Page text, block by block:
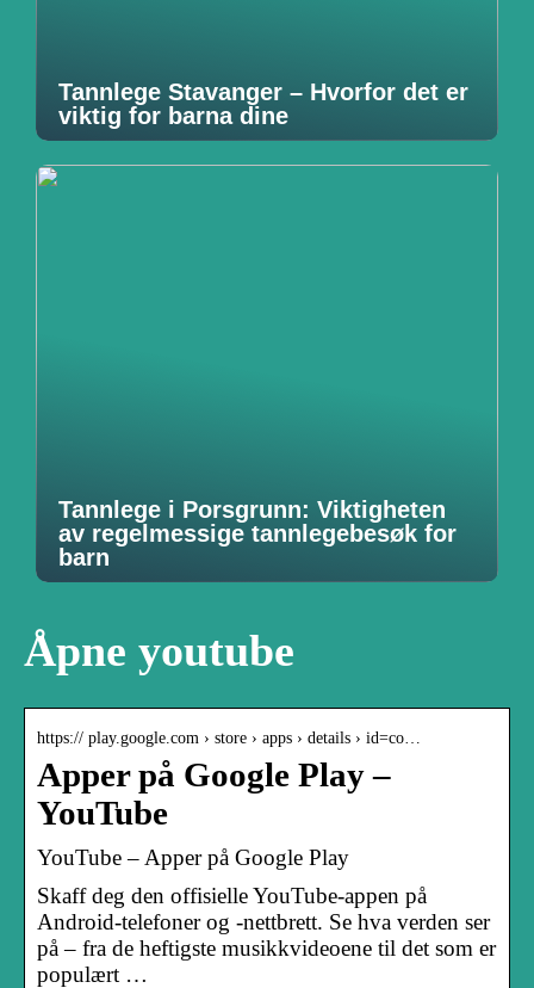
Tannlege Stavanger – Hvorfor det er
viktig for barna dine
Tannlege i Porsgrunn: Viktigheten
av regelmessige tannlegebesøk for
barn
Åpne youtube
https:// play.google.com › store › apps › details › id=co…
Apper på Google Play –
YouTube
YouTube – Apper på Google Play
Skaff deg den offisielle YouTube-appen på
Android-telefoner og -nettbrett. Se hva verden ser
på – fra de heftigste musikkvideoene til det som er
populært …